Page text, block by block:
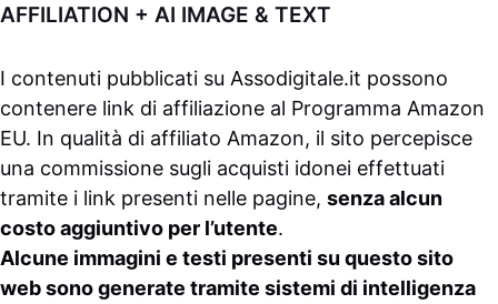
AFFILIATION + AI IMAGE & TEXT
I contenuti pubblicati su Assodigitale.it possono
contenere link di affiliazione al Programma Amazon
EU. In qualità di affiliato Amazon, il sito percepisce
una commissione sugli acquisti idonei effettuati
tramite i link presenti nelle pagine, senza alcun
costo aggiuntivo per l’utente.
Alcune immagini e testi presenti su questo sito
web sono generate tramite sistemi di intelligenza